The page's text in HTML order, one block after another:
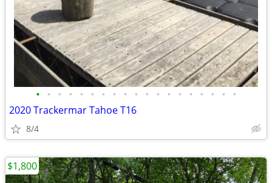
• • • • • • • • • • • • • • • • • • •
2020 Trackermar Tahoe T16
8/4
$1,800